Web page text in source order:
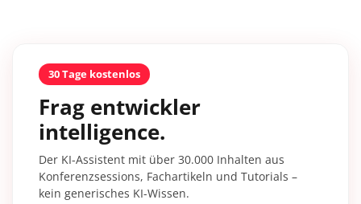
30 Tage kostenlos
Frag entwickler
intelligence.
Der KI-Assistent mit über 30.000 Inhalten aus
Konferenzsessions, Fachartikeln und Tutorials –
kein generisches KI-Wissen.